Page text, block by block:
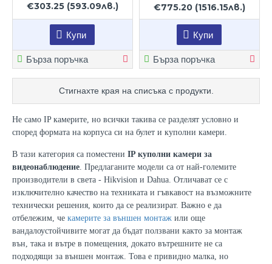
Не само IP камерите, но всички такива се разделят условно и
според формата на корпуса си на булет и куполни камери.
В тази категория са поместени IP куполни камери за
видеонаблюдение. Предлаганите модели са от най-големите
производители в света - Hikvision и Dahua. Отличават се с
изключително качество на техниката и гъвкавост на възможните
технически решения, които да се реализират. Важно е да
отбележим, че камерите за външен монтаж или още
вандалоустойчивите могат да бъдат ползвани както за монтаж
вън, така и вътре в помещения, докато вътрешните не са
подходящи за външен монтаж. Това е привидно малка, но
€303.25 (593.09лв.)
Купи
Бърза поръчка
€775.20 (1516.15лв.)
Купи
Бърза поръчка
Стигнахте края на списъка с продукти.